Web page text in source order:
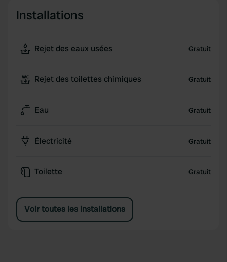
Installations
Rejet des eaux usées Gratuit
Rejet des toilettes chimiques Gratuit
Eau Gratuit
Électricité Gratuit
Toilette Gratuit
Voir toutes les installations